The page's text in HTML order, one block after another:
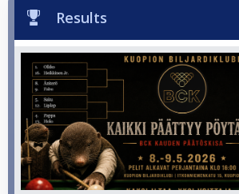
Results